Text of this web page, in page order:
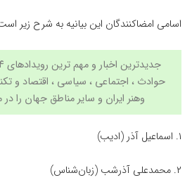
اسامی امضاکنندگان این بیانیه به شرح زیر
حوادث ، اجتماعی ، سیاسی ، اقتصاد و
وهنر ایران و سایر مناطق جهان را
۱. اسماعیل آذر (ادیب)
۲. محمدعلی آذرشب (زبان‌شناس)